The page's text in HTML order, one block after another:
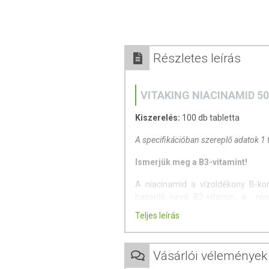
Részletes leírás
VITAKING NIACINAMID
Kiszerelés: 100 db tabletta
A specifikációban szereplő adatok 1
Ismerjük meg a B3-vitamint!
A niacinamid a vízoldékony B-
tartalmaz.
Vízoldékony vitamin. A
nikotinamid a hasonló nevű niacin
Teljes leírás
Vásárlói vélemények